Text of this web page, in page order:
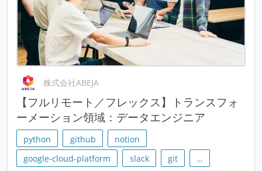
株式会社ABEJA
【フルリモート／フレックス】トランスフォ
ーメーション領域：データエンジニア
python github
notion
google-cloud-platform
slack git …